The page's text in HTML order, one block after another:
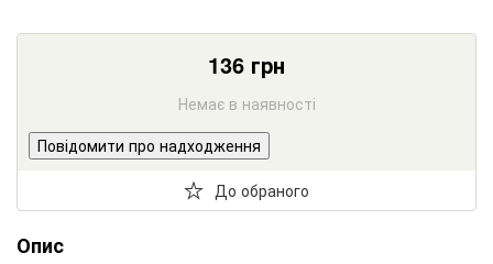
136 грн
Немає в наявності
Повідомити про надходження
До обраного
Опис